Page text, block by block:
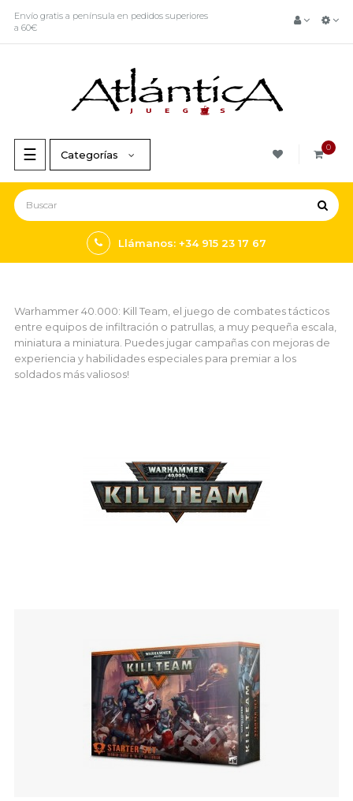
Envío gratis a península en pedidos superiores
a 60€
Navegación
de
palanca
☰ 0
Categorías
Llámanos: +34 915 23 17 67
Warhammer 40.000: Kill Team, el juego de combates tácticos
entre equipos de infiltración o patrullas, a muy pequeña escala,
miniatura a miniatura. Puedes jugar campañas con mejoras de
experiencia y habilidades especiales para premiar a los
soldados más valiosos!